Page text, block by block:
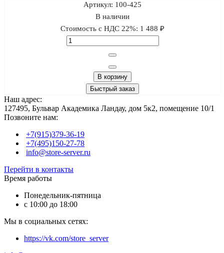
Артикул: 100-425
В наличии
Стоимость с НДС 22%: 1 488 ₽
В корзину
Быстрый заказ
Наш адрес:
127495, Бульвар Академика Ландау, дом 5к2, помещение 10/1
Позвоните нам:
+7(915)379-36-19
+7(495)150-27-78
info@store-server.ru
Перейти в контакты
Время работы
Понедельник-пятница
с 10:00 до 18:00
Мы в социальных сетях:
https://vk.com/store_server